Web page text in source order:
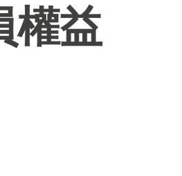
權益